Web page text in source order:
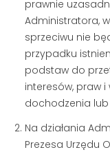
prawnie
Administratora,
sprzeciwu nie
przypadku
podstaw do
interesów, praw
dochodzenia
Na działania
Prezesa Urzędu